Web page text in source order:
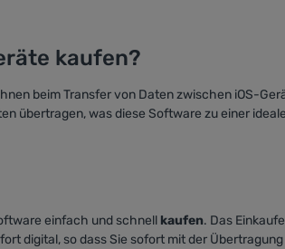
kaufen?
beim Transfer von Daten zwischen iOS-
übertragen, was diese Software zu einer
einfach und schnell kaufen. Das
digital, so dass Sie sofort mit der